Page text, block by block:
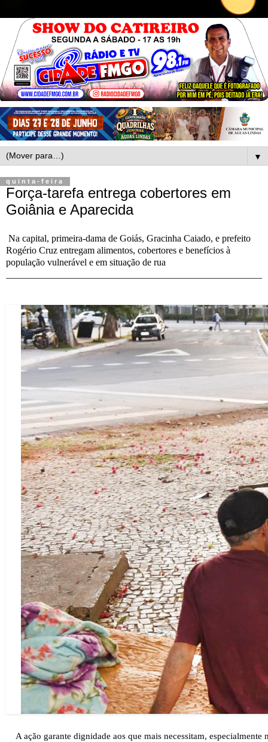
▼
quinta-feira
Força-tarefa entrega cobertores em
Goiânia e Aparecida
Na capital, primeira-dama de Goiás, Gracinha Caiado, e prefeito
Rogério Cruz entregam alimentos, cobertores e benefícios à
população vulnerável e em situação de rua
A ação garante dignidade aos que mais necessitam,